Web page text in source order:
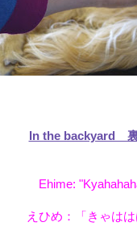
In the backyard
Ehime:
えひめ：「きゃはは